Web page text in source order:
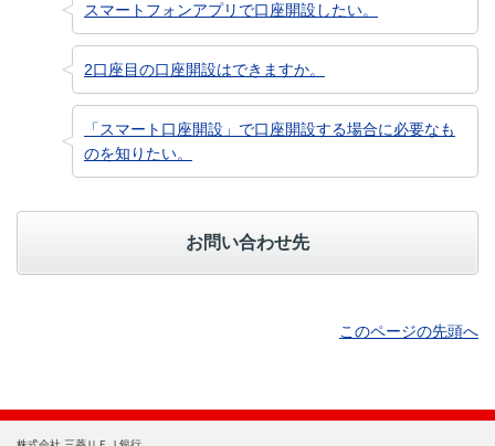
スマートフォンアプリで口座開設したい。
2口座目の口座開設はできますか。
「スマート口座開設」で口座開設する場合に必要なも
のを知りたい。
お問い合わせ先
このページの先頭へ